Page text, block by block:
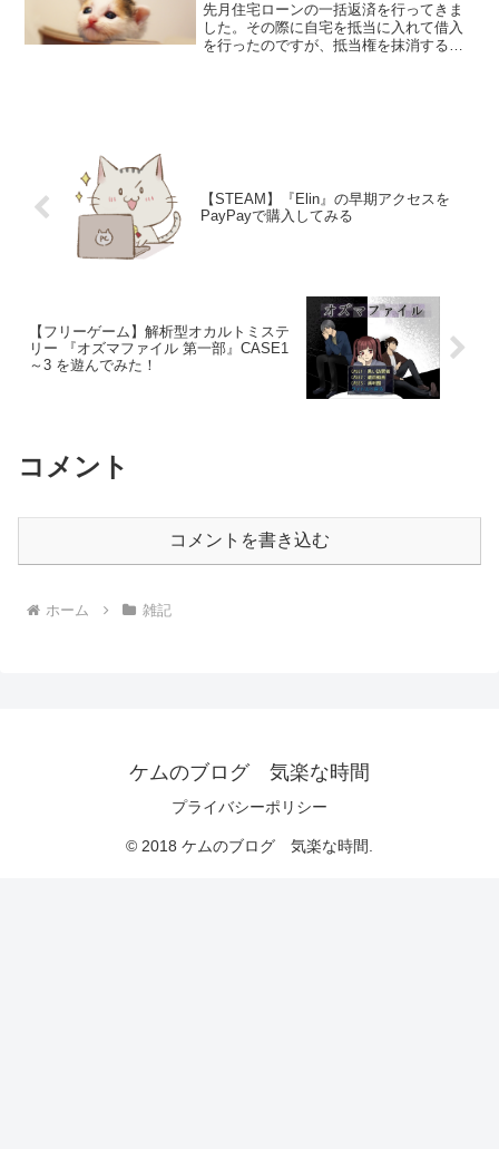
先月住宅ローンの一括返済を行ってきま
した。その際に自宅を抵当に入れて借入
を行ったのですが、抵当権を抹消する手
【STEAM】『Elin』の早期アクセスを
PayPayで購入してみる
【フリーゲーム】解析型オカルトミステ
リー 『オズマファイル 第一部』CASE1
～3 を遊んでみた！
コメント
コメントを書き込む
ホーム 雑記
ケムのブログ 気楽な時間
プライバシーポリシー
© 2018 ケムのブログ 気楽な時間.